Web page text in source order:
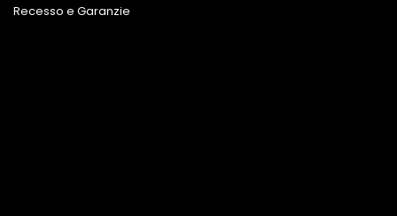
Recesso e Garanzie